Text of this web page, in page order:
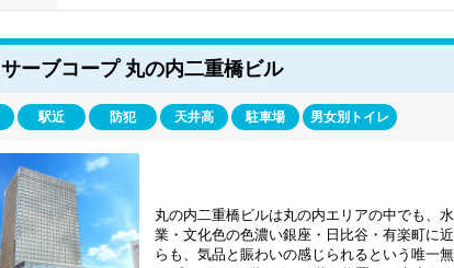
サーブコープ 丸の内二重橋ビル
駅近 防犯 天井高 駐車場 男女別トイレ
丸の内二重橋ビルは丸の内エリアの中でも、
業・文化色の色濃い銀座・日比谷・有楽町に
らも、気品と賑わいの感じられるという唯一